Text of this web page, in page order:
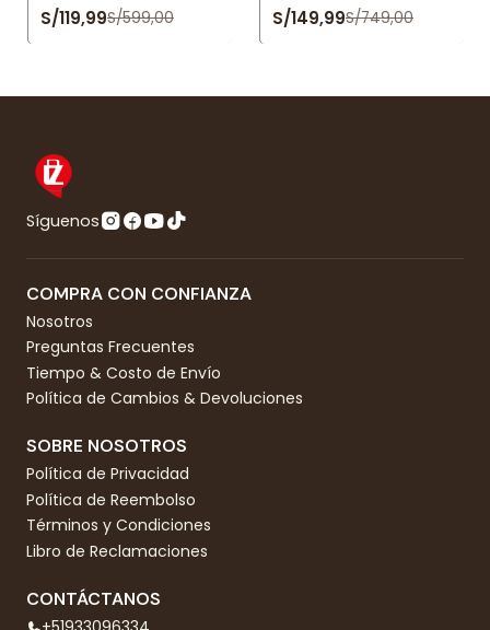
S/119,99S/599,00 S/149,99S/749,00
Síguenos
COMPRA CON CONFIANZA
Nosotros
Preguntas Frecuentes
Tiempo & Costo de Envío
Política de Cambios & Devoluciones
SOBRE NOSOTROS
Política de Privacidad
Política de Reembolso
Términos y Condiciones
Libro de Reclamaciones
CONTÁCTANOS